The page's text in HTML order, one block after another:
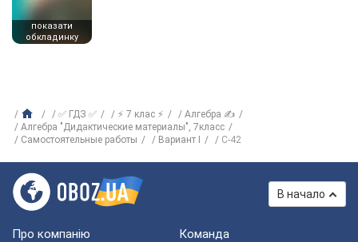
показати
обкладинку
✅ ГДЗ ✅ ⚡ 7 клас ⚡
Алгебра ✍
Алгебра "Дидактические материалы", 7класс
Самостоятельные работы
Вариант I С-42
В начало
Про компанію Команда